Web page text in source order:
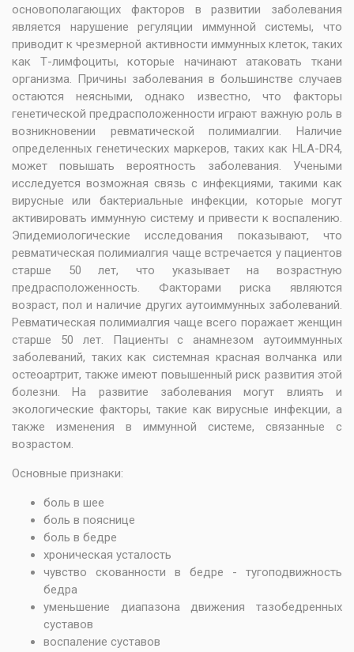
основополагающих факторов в развитии заболевания
является нарушение регуляции иммунной системы, что
приводит к чрезмерной активности иммунных клеток, таких
как Т-лимфоциты, которые начинают атаковать ткани
организма. Причины заболевания в большинстве случаев
остаются неясными, однако известно, что факторы
генетической предрасположенности играют важную роль в
возникновении ревматической полимиалгии. Наличие
определенных генетических маркеров, таких как HLA-DR4,
может повышать вероятность заболевания. Учеными
исследуется возможная связь с инфекциями, такими как
вирусные или бактериальные инфекции, которые могут
активировать иммунную систему и привести к воспалению.
Эпидемиологические исследования показывают, что
ревматическая полимиалгия чаще встречается у пациентов
старше 50 лет, что указывает на возрастную
предрасположенность. Факторами риска являются
возраст, пол и наличие других аутоиммунных заболеваний.
Ревматическая полимиалгия чаще всего поражает женщин
старше 50 лет. Пациенты с анамнезом аутоиммунных
заболеваний, таких как системная красная волчанка или
остеоартрит, также имеют повышенный риск развития этой
болезни. На развитие заболевания могут влиять и
экологические факторы, такие как вирусные инфекции, а
также изменения в иммунной системе, связанные с
возрастом.
Основные признаки:
боль в шее
боль в пояснице
боль в бедре
хроническая усталость
чувство скованности в бедре - тугоподвижность
бедра
уменьшение диапазона движения тазобедренных
суставов
воспаление суставов